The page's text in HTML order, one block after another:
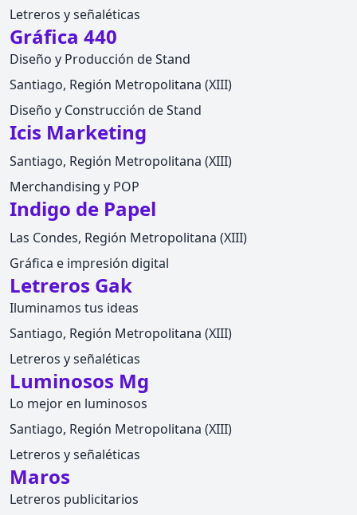
Letreros y señaléticas
Gráfica 440
Diseño y Producción de Stand
Santiago, Región Metropolitana (XIII)
Diseño y Construcción de Stand
Icis Marketing
Santiago, Región Metropolitana (XIII)
Merchandising y POP
Indigo de Papel
Las Condes, Región Metropolitana (XIII)
Gráfica e impresión digital
Letreros Gak
Iluminamos tus ideas
Santiago, Región Metropolitana (XIII)
Letreros y señaléticas
Luminosos Mg
Lo mejor en luminosos
Santiago, Región Metropolitana (XIII)
Letreros y señaléticas
Maros
Letreros publicitarios